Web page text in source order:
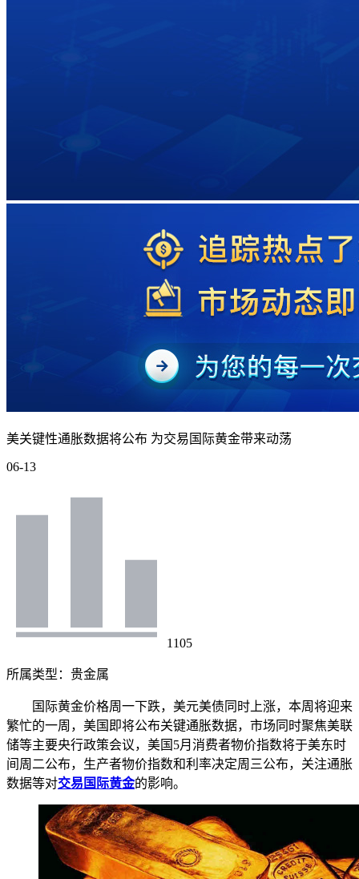
美关键性通胀数据将公布 为交易国际黄金带来动荡
06-13
1105
所属类型： 贵金属
国际黄金价格周一下跌，美元美债同时上涨，本周将迎来
繁忙的一周，美国即将公布关键通胀数据，市场同时聚焦美联
储等主要央行政策会议，美国5月消费者物价指数将于美东时
间周二公布，生产者物价指数和利率决定周三公布，关注通胀
数据等对交易国际黄金的影响。